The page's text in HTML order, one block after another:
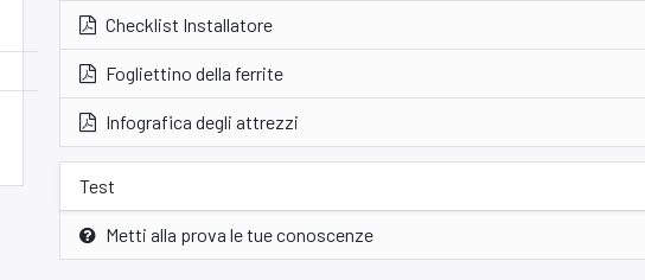
Checklist Installatore
Fogliettino della ferrite
Infografica degli attrezzi
Test
Metti alla prova le tue conoscenze